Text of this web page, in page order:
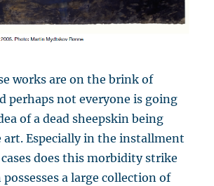
works are on the brink of
perhaps not everyone is going
of a dead sheepskin being
art. Especially in the installment
does this morbidity strike
possesses a large collection of